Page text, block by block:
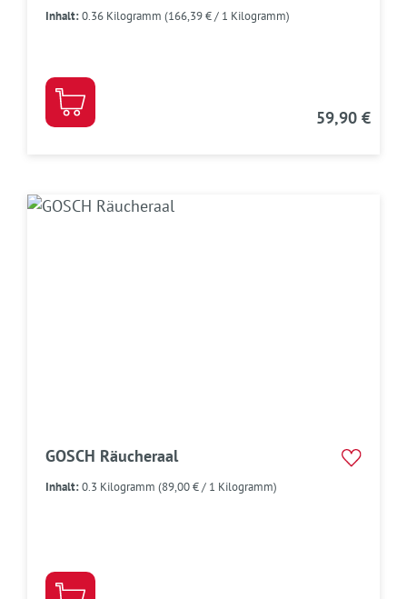
Inhalt:0.36 Kilogramm (166,39 € / 1 Kilogramm)
59,90 €
GOSCH Räucheraal
Inhalt:0.3 Kilogramm (89,00 € / 1 Kilogramm)